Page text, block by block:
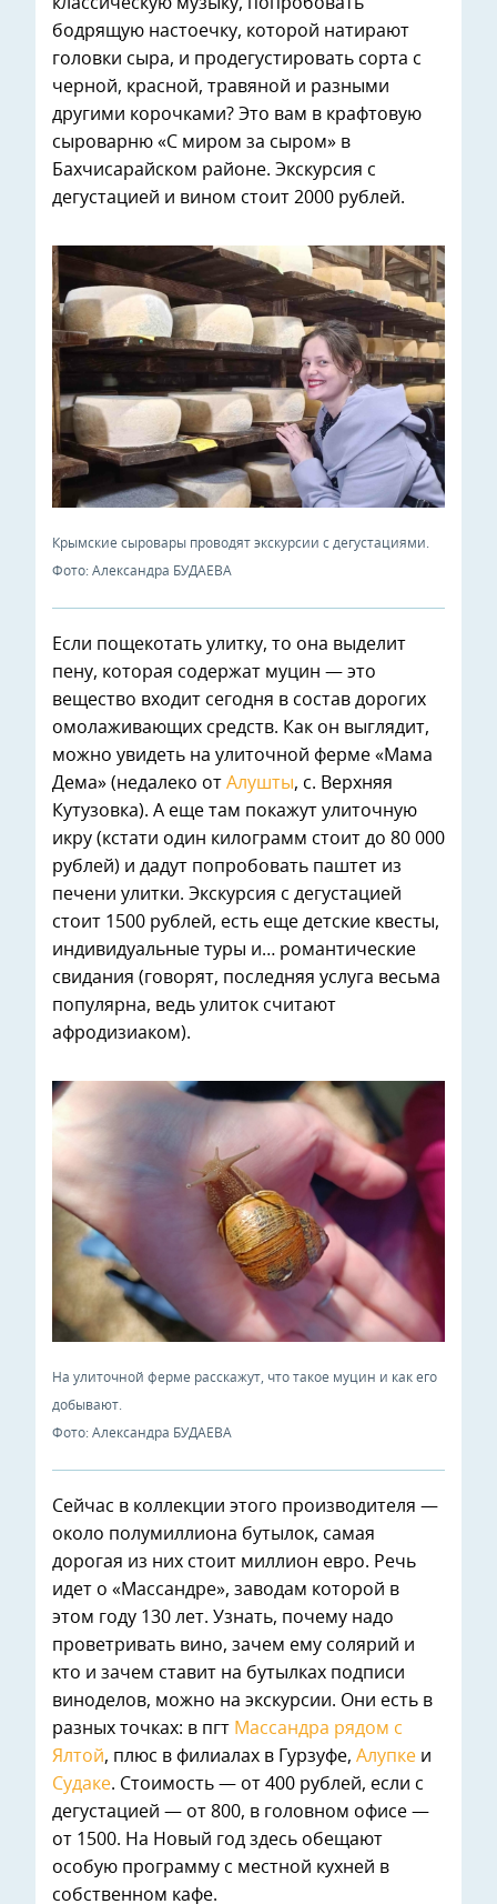
бодрящую настоечку, которой натирают
головки сыра, и продегустировать сорта с
черной, красной, травяной и разными
другими корочками? Это вам в крафтовую
сыроварню «С миром за сыром» в
Бахчисарайском районе. Экскурсия с
дегустацией и вином стоит 2000 рублей.
Крымские сыровары проводят экскурсии с дегустациями.
Фото: Александра БУДАЕВА
Если пощекотать улитку, то она выделит
пену, которая содержат муцин — это
вещество входит сегодня в состав дорогих
омолаживающих средств. Как он выглядит,
можно увидеть на улиточной ферме «Мама
Дема» (недалеко от Алушты, с. Верхняя
Кутузовка). А еще там покажут улиточную
икру (кстати один килограмм стоит до 80 000
рублей) и дадут попробовать паштет из
печени улитки. Экскурсия с дегустацией
стоит 1500 рублей, есть еще детские квесты,
индивидуальные туры и… романтические
свидания (говорят, последняя услуга весьма
популярна, ведь улиток считают
афродизиаком).
На улиточной ферме расскажут, что такое муцин и как его
добывают.
Фото: Александра БУДАЕВА
Сейчас в коллекции этого производителя —
около полумиллиона бутылок, самая
дорогая из них стоит миллион евро. Речь
идет о «Массандре», заводам которой в
этом году 130 лет. Узнать, почему надо
проветривать вино, зачем ему солярий и
кто и зачем ставит на бутылках подписи
виноделов, можно на экскурсии. Они есть в
разных точках: в пгт Массандра рядом с
Ялтой, плюс в филиалах в Гурзуфе, Алупке и
Судаке. Стоимость — от 400 рублей, если с
дегустацией — от 800, в головном офисе —
от 1500. На Новый год здесь обещают
особую программу с местной кухней в
собственном кафе.